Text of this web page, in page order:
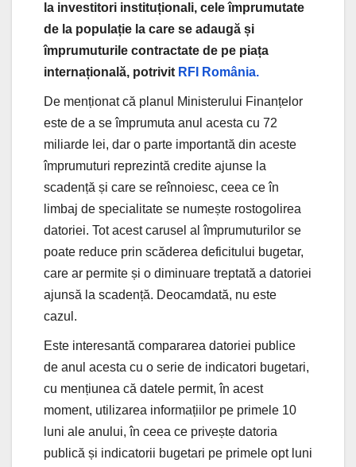
la investitori instituționali, cele împrumutate
de la populație la care se adaugă și
împrumuturile contractate de pe piața
internațională, potrivit RFI România.
De menționat că planul Ministerului Finanțelor
este de a se împrumuta anul acesta cu 72
miliarde lei, dar o parte importantă din aceste
împrumuturi reprezintă credite ajunse la
scadență și care se reînnoiesc, ceea ce în
limbaj de specialitate se numește rostogolirea
datoriei. Tot acest carusel al împrumuturilor se
poate reduce prin scăderea deficitului bugetar,
care ar permite și o diminuare treptată a datoriei
ajunsă la scadență. Deocamdată, nu este
cazul.
Este interesantă compararea datoriei publice
de anul acesta cu o serie de indicatori bugetari,
cu mențiunea că datele permit, în acest
moment, utilizarea informațiilor pe primele 10
luni ale anului, în ceea ce privește datoria
publică și indicatorii bugetari pe primele opt luni